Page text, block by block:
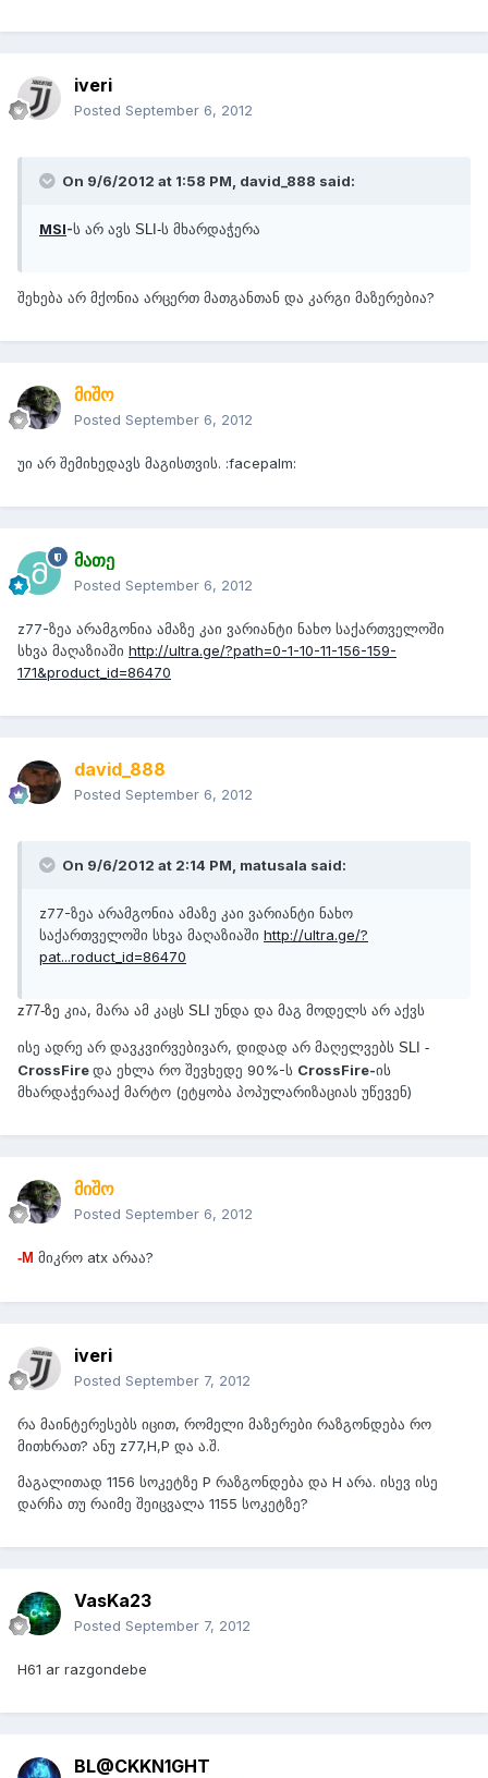
iveri
Posted September 6, 2012
On 9/6/2012 at 1:58 PM, david_888 said:
MSI-ს არ ავს SLI-ს მხარდაჭერა
შეხება არ მქონია არცერთ მათგანთან და კარგი მაზერებია?
მიშო
Posted September 6, 2012
უი არ შემიხედავს მაგისთვის. :facepalm:
მათე
Posted September 6, 2012
z77-ზეა არამგონია ამაზე კაი ვარიანტი ნახო საქართველოში
სხვა მაღაზიაში http://ultra.ge/?path=0-1-10-11-156-159-
171&product_id=86470
david_888
Posted September 6, 2012
On 9/6/2012 at 2:14 PM, matusala said:
z77-ზეა არამგონია ამაზე კაი ვარიანტი ნახო
საქართველოში სხვა მაღაზიაში http://ultra.ge/?
pat...roduct_id=86470
z77-ზე კია, მარა ამ კაცს SLI უნდა და მაგ მოდელს არ აქვს
ისე ადრე არ დავკვირვებივარ, დიდად არ მაღელვებს SLI -
CrossFireდა ეხლა რო შევხედე 90%-ს CrossFire-ის
მხარდაჭერააქ მარტო (ეტყობა პოპულარიზაციას უწევენ)
მიშო
Posted September 6, 2012
-M მიკრო atx არაა?
iveri
Posted September 7, 2012
რა მაინტერესებს იცით, რომელი მაზერები რაზგონდება რო
მითხრათ? ანუ z77,H,P და ა.შ.
მაგალითად 1156 სოკეტზე P რაზგონდება და H არა. ისევ ისე
დარჩა თუ რაიმე შეიცვალა 1155 სოკეტზე?
VasKa23
Posted September 7, 2012
H61 ar razgondebe
BL@CKKN1GHT